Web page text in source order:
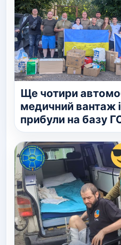
Ще чотири
медичний вантаж
прибули на базу